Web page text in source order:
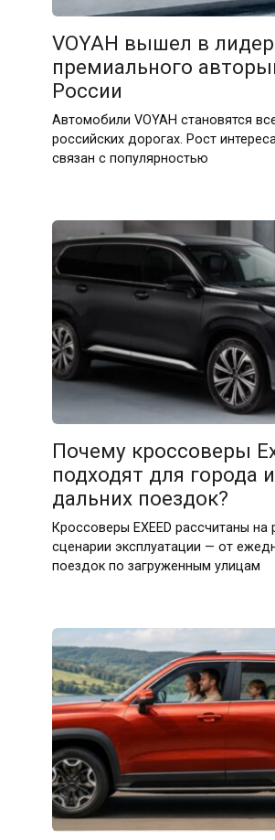
VOYAH вышел в
премиального
России
Автомобили VOYAH становятся
российских дорогах. Рост
связан с популярностью
Почему кроссоверы
подходят для города и
дальних поездок?
Кроссоверы EXEED рассчитаны на
сценарии эксплуатации — от
поездок по загруженным улицам